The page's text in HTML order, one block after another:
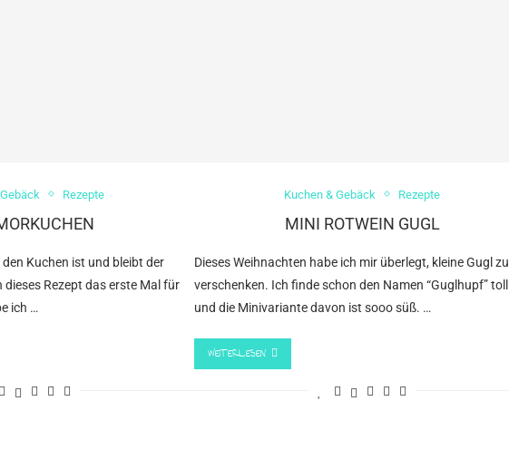
Rezepte
Kuchen ist und bleibt der
Rezept das erste Mal für
ich …
Kuchen & Gebäck Rezepte
MINI ROTWEIN GUGL
Dieses Weihnachten habe ich mir überlegt, kleine Gugl zu
verschenken. Ich finde schon den Namen “Guglhupf” toll
und die Minivariante davon ist sooo süß. …
WEITERLESEN